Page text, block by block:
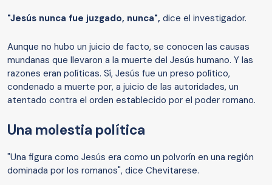
"Jesús nunca fue juzgado, nunca", dice el investigador.
Aunque no hubo un juicio de facto, se conocen las causas
mundanas que llevaron a la muerte del Jesús humano. Y las
razones eran políticas. Sí, Jesús fue un preso político,
condenado a muerte por, a juicio de las autoridades, un
atentado contra el orden establecido por el poder romano.
Una molestia política
"Una figura como Jesús era como un polvorín en una región
dominada por los romanos", dice Chevitarese.